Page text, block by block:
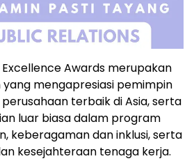
Awards merupakan
mengapresiasi pemimpin
terbaik di Asia, serta
luar biasa dalam program
keberagaman dan inklusi, serta
kesejahteraan tenaga kerja.